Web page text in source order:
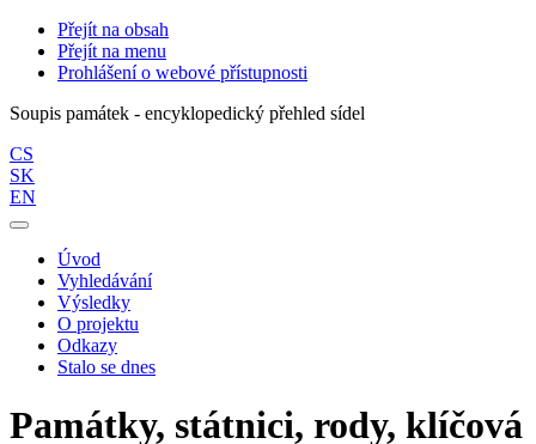
Přejít na obsah
Přejít na menu
Prohlášení o webové přístupnosti
Soupis památek - encyklopedický přehled sídel
CS
SK
EN
Úvod
Vyhledávání
Výsledky
O projektu
Odkazy
Stalo se dnes
Památky, státnici, rody, klíčová